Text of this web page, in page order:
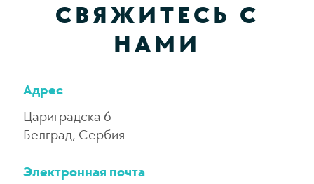
СВЯЖИТЕСЬ С
НАМИ
Адрес
Цариградска 6
Белград, Сербия
Электронная почта